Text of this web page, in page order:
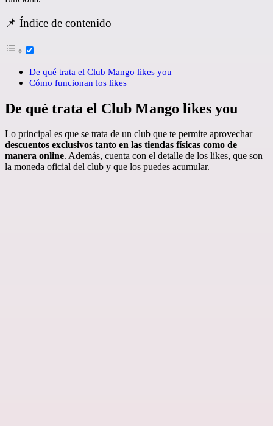
📌 Índice de contenido
De qué trata el Club Mango likes you
Cómo funcionan los likes
De qué trata el Club Mango likes you
Lo principal es que se trata de un club que te permite aprovechar
descuentos exclusivos tanto en las tiendas físicas como de
manera online. Además, cuenta con el detalle de los likes, que son
la moneda oficial del club y que los puedes acumular.